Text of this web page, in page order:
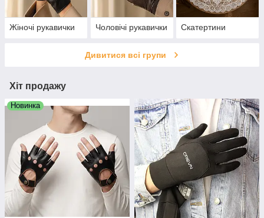
Жіночі рукавички Чоловічі рукавички Скатертини
Дивитися всі групи
Хіт продажу
Новинка